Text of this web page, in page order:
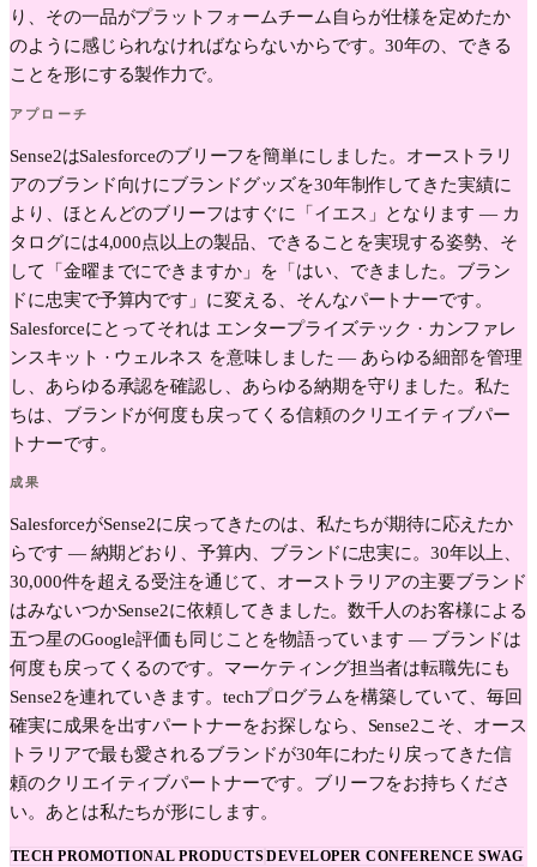
り、その一品がプラットフォームチーム自らが仕様を定めたか
のように感じられなければならないからです。30年の、できる
ことを形にする製作力で。
アプローチ
Sense2はSalesforceのブリーフを簡単にしました。オーストラリ
アのブランド向けにブランドグッズを30年制作してきた実績に
より、ほとんどのブリーフはすぐに「イエス」となります — カ
タログには4,000点以上の製品、できることを実現する姿勢、そ
して「金曜までにできますか」を「はい、できました。ブラン
ドに忠実で予算内です」に変える、そんなパートナーです。
Salesforceにとってそれは エンタープライズテック · カンファレ
ンスキット · ウェルネス を意味しました — あらゆる細部を管理
し、あらゆる承認を確認し、あらゆる納期を守りました。私た
ちは、ブランドが何度も戻ってくる信頼のクリエイティブパー
トナーです。
成果
SalesforceがSense2に戻ってきたのは、私たちが期待に応えたか
らです — 納期どおり、予算内、ブランドに忠実に。30年以上、
30,000件を超える受注を通じて、オーストラリアの主要ブランド
はみないつかSense2に依頼してきました。数千人のお客様による
五つ星のGoogle評価も同じことを物語っています — ブランドは
何度も戻ってくるのです。マーケティング担当者は転職先にも
Sense2を連れていきます。techプログラムを構築していて、毎回
確実に成果を出すパートナーをお探しなら、Sense2こそ、オース
トラリアで最も愛されるブランドが30年にわたり戻ってきた信
頼のクリエイティブパートナーです。ブリーフをお持ちくださ
い。あとは私たちが形にします。
TECH PROMOTIONAL PRODUCTSDEVELOPER CONFERENCE SWAG